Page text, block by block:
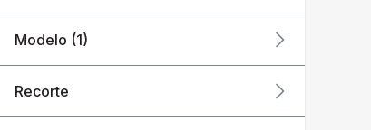
Modelo (1)
Recorte